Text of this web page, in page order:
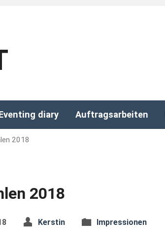
diary Auftragsarbeiten
2018
2018
Kerstin Impressionen